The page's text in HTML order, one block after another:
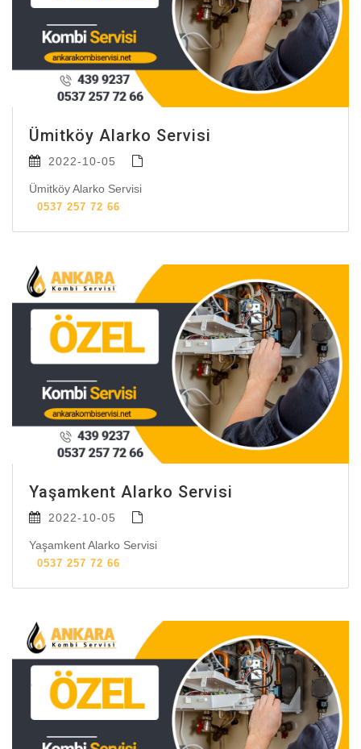
Ümitköy Alarko Servisi
2022-10-05
Ümitköy Alarko Servisi
0537 257 72 66
Yaşamkent Alarko Servisi
2022-10-05
Yaşamkent Alarko Servisi
0537 257 72 66